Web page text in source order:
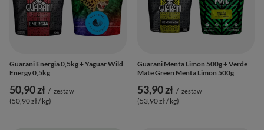
Guarani Energia 0,5kg + Yaguar Wild
Energy 0,5kg
50,90 zł / zestaw
(50,90 zł / kg)
Guarani Menta Limon 500g + Verde
Mate Green Menta Limon 500g
53,90 zł / zestaw
(53,90 zł / kg)